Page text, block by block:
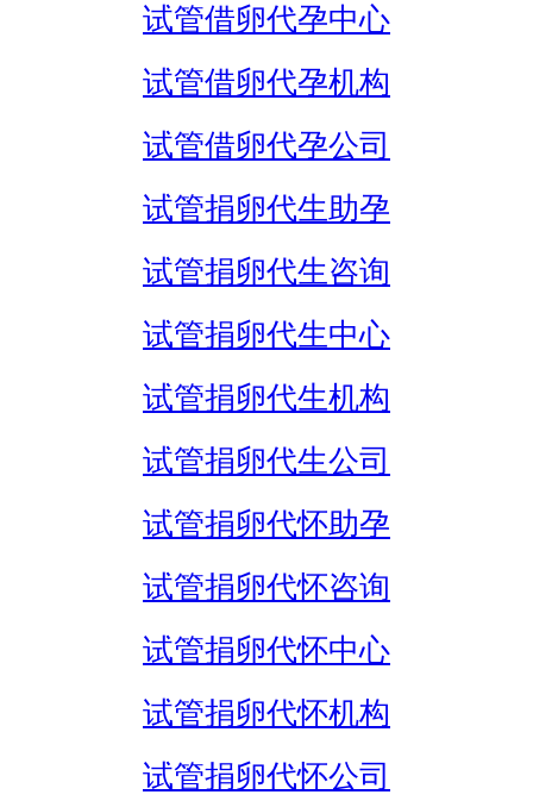
试管借卵代孕中心
试管借卵代孕机构
试管借卵代孕公司
试管捐卵代生助孕
试管捐卵代生咨询
试管捐卵代生中心
试管捐卵代生机构
试管捐卵代生公司
试管捐卵代怀助孕
试管捐卵代怀咨询
试管捐卵代怀中心
试管捐卵代怀机构
试管捐卵代怀公司